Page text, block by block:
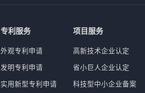
专利服务
外观专利申请
发明专利申请
实用新型专利申请
项目服务
高新技术企业认定
省小巨人企业认定
科技型中小企业备案